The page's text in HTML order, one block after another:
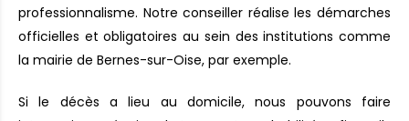
professionnalisme. Notre conseiller réalise les démarches
officielles et obligatoires au sein des institutions comme
la mairie de Bernes-sur-Oise, par exemple.
Si le décès a lieu au domicile, nous pouvons faire